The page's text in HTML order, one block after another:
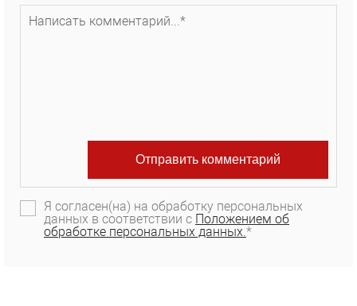
Я согласен(на) на обработку персональных
данных в соответствии с Положением об
обработке персональных данных.*